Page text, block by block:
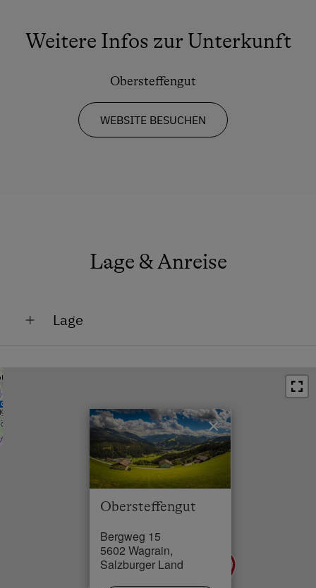
Geführte Schneeschuhwanderungen
Skitouren
Geführte Skitouren
Weitere Infos zur Unterkunft
Obersteffengut
WEBSITE BESUCHEN
Lage & Anreise
Lage
Lage im Grünen
Obersteffengut
Bergweg 15
5602 Wagrain,
Salzburger Land
×